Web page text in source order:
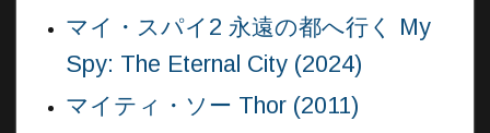
マイ・スパイ2 永遠の都へ行く My
Spy: The Eternal City (2024)
マイティ・ソー Thor (2011)